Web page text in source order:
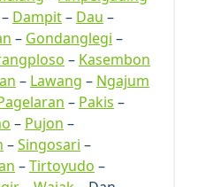
– Dampit– Dau –
– Gondanglegi –
– Kasembon
– Lawang – Ngajum
– Pakis –
– Pujon –
–Singosari –
–Tirtoyudo –